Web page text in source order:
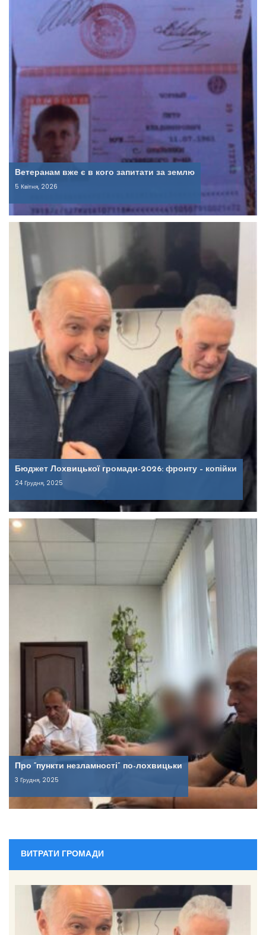
Ветеранам вже є в кого запитати за землю
5 Квітня, 2026
Бюджет Лохвицької громади-2026: фронту – копійки
24 Грудня, 2025
Про “пункти незламності” по-лохвицьки
3 Грудня, 2025
ВИТРАТИ ГРОМАДИ